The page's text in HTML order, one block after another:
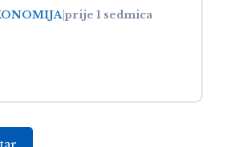
prije 1 sedmica